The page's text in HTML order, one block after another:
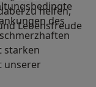
zu helfen,
Lebensfreude
des
starken
unserer